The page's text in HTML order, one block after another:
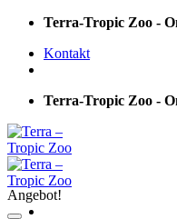
Skip
content
Terra-Tropic Zoo -
Kontakt
Terra-Tropic Zoo -
Angebot!